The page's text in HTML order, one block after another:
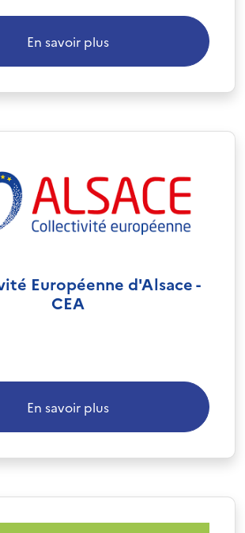
En savoir plus
Européenne d'Alsace -
CEA
En savoir plus